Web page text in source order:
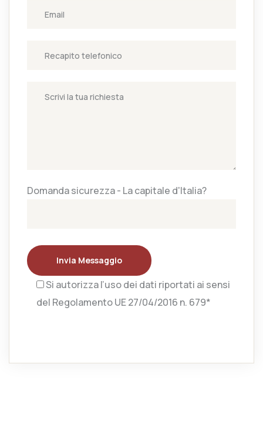
Domanda sicurezza - La capitale d'Italia?
Invia Messaggio
Si autorizza l’uso dei dati riportati ai sensi
del Regolamento UE 27/04/2016 n. 679*